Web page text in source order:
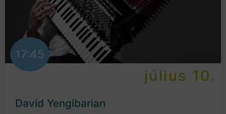
17:45
július 10.
David Yengibarian